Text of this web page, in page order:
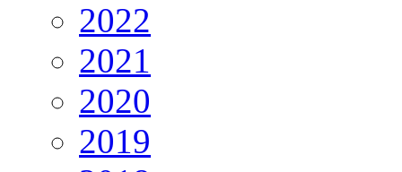
2022
2021
2020
2019